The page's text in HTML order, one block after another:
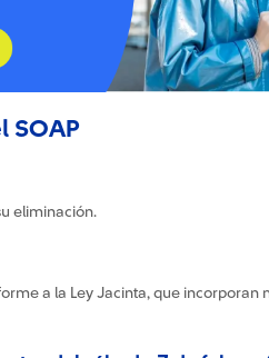
SOAP
eliminación.
a la Ley Jacinta, que